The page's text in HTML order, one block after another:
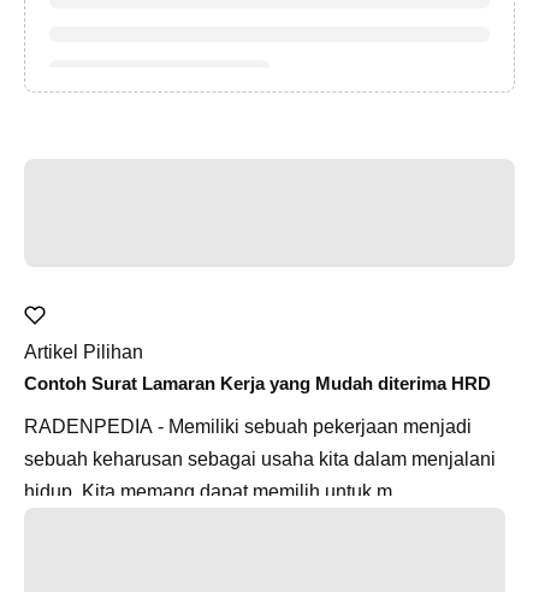
Artikel Pilihan
Contoh Surat Lamaran Kerja yang Mudah diterima HRD
RADENPEDIA - Memiliki sebuah pekerjaan menjadi
sebuah keharusan sebagai usaha kita dalam menjalani
hidup. Kita memang dapat memilih untuk m...